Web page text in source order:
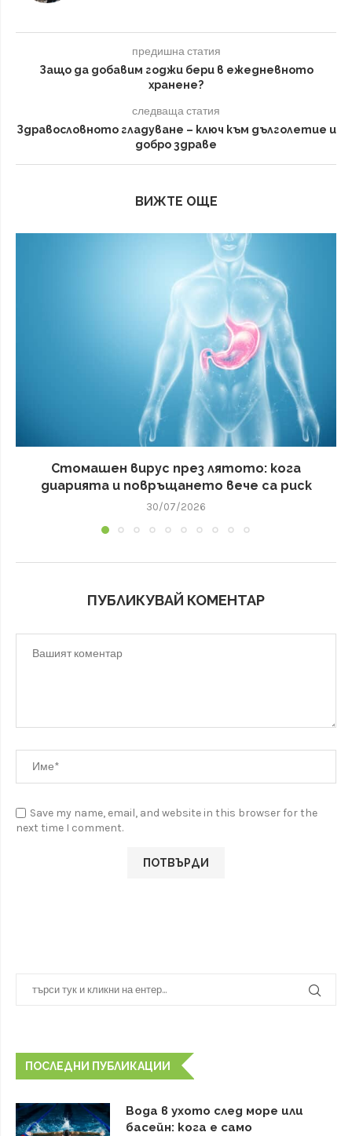
предишна статия
Защо да добавим годжи бери в ежедневното
хранене?
следваща статия
Здравословното гладуване – ключ към дълголетие и
добро здраве
ВИЖТЕ ОЩЕ
Стомашен вирус през лятото: кога
диарията и повръщането вече са риск
30/07/2026
ПУБЛИКУВАЙ КОМЕНТАР
Save my name, email, and website in this browser for the
next time I comment.
ПОСЛЕДНИ ПУБЛИКАЦИИ
Вода в ухото след море или
басейн: кога е само